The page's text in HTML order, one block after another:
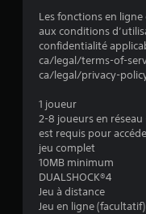
Les fonctions en
aux conditions
confidentialité
ca/legal/terms-of-
ca/legal/privacy-
1 joueur
2-8 joueurs en
est requis pour
jeu complet
10MB minimum
DUALSHOCK®4
Jeu à distance
Jeu en ligne (facultatif)